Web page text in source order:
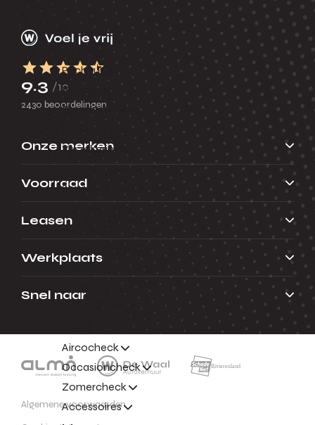
Terug
Pechhulp
Vervangend vervoer
Express Service
Verzekeringen
De Onderdelendienst
ServicePlus
Family Card
Aircocheck
Occasioncheck
Zomercheck
Accessoires
9.3 /10
2430 beoordelingen
Onze merken
Voorraad
Leasen
Werkplaats
Snel naar
Algemene voorwaarden